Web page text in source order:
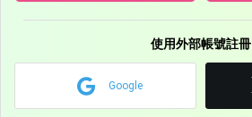
使用外部帳號註冊
Google